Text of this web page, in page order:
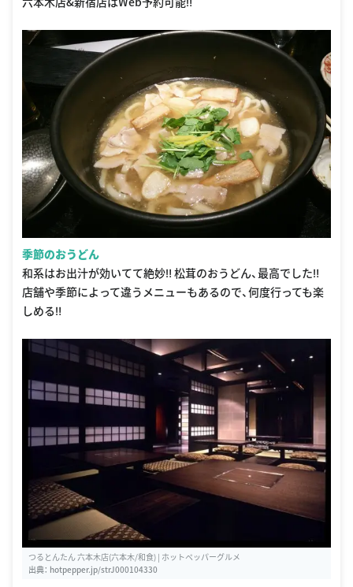
季節のおうどん
和系はお出汁が効いてて絶妙‼ 松茸のおうどん、最高でした‼
店舗や季節によって違うメニューもあるので、何度行っても楽
しめる‼
つるとんたん 六本木店(六本木/和食) | ホットペッパーグルメ
出典： hotpepper.jp/strJ000104330